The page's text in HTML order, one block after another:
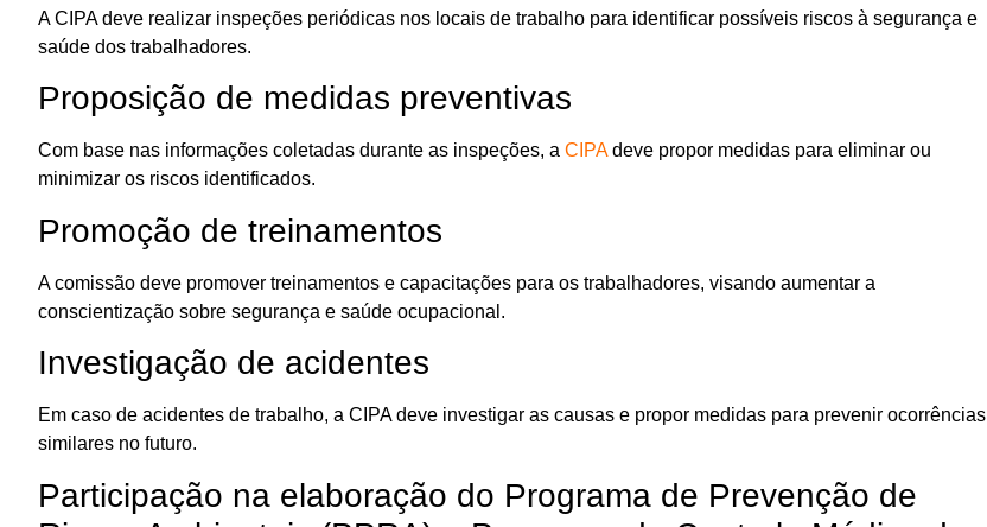
A CIPA deve realizar inspeções periódicas nos locais de trabalho para identificar possíveis riscos à segurança e
saúde dos trabalhadores.
Proposição de medidas preventivas
Com base nas informações coletadas durante as inspeções, a CIPAdeve propor medidas para eliminar ou
minimizar os riscos identificados.
Promoção de treinamentos
A comissão deve promover treinamentos e capacitações para os trabalhadores, visando aumentar a
conscientização sobre segurança e saúde ocupacional.
Investigação de acidentes
Em caso de acidentes de trabalho, a CIPA deve investigar as causas e propor medidas para prevenir ocorrências
similares no futuro.
Participação na elaboração do Programa de Prevenção de